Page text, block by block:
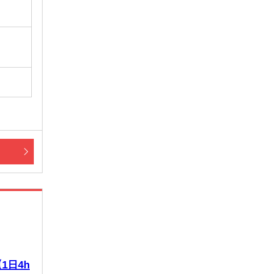
日4h